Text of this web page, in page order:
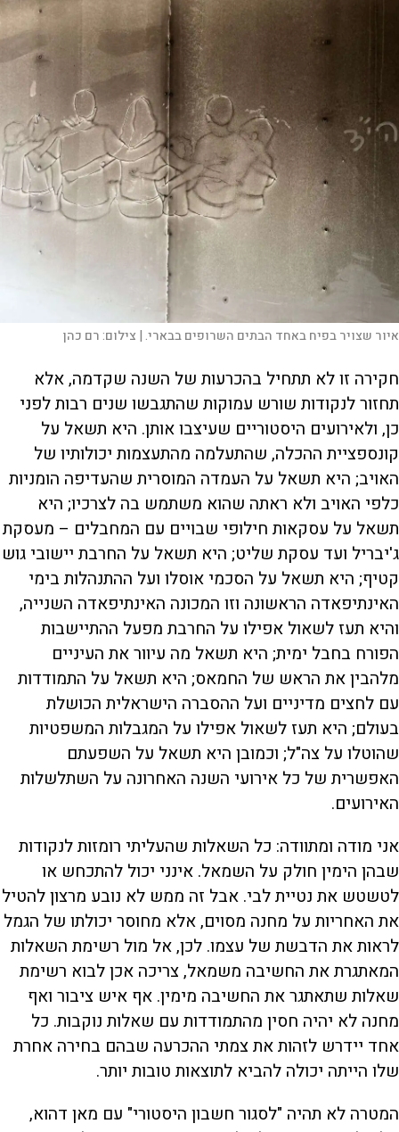
איור שצויר בפיח באחד הבתים השרופים בבארי. | צילום:רם כהן
חקירה זו לא תתחיל בהכרעות של השנה שקדמה, אלא
תחזור לנקודות שורש עמוקות שהתגבשו שנים רבות לפני
כן, ולאירועים היסטוריים שעיצבו אותן. היא תשאל על
קונספציית ההכלה, שהתעלמה מהתעצמות יכולותיו של
האויב; היא תשאל על העמדה המוסרית שהעדיפה הומניות
כלפי האויב ולא ראתה שהוא משתמש בה לצרכיו; היא
תשאל על עסקאות חילופי שבויים עם המחבלים – מעסקת
ג'יבריל ועד עסקת שליט; היא תשאל על החרבת יישובי גוש
קטיף; היא תשאל על הסכמי אוסלו ועל ההתנהלות בימי
האינתיפאדה הראשונה וזו המכונה האינתיפאדה השנייה,
והיא תעז לשאול אפילו על החרבת מפעל ההתיישבות
הפורח בחבל ימית; היא תשאל מה עיוור את העיניים
מלהבין את הראש של החמאס; היא תשאל על התמודדות
עם לחצים מדיניים ועל ההסברה הישראלית הכושלת
בעולם; היא תעז לשאול אפילו על המגבלות המשפטיות
שהוטלו על צה"ל; וכמובן היא תשאל על השפעתם
האפשרית של כל אירועי השנה האחרונה על השתלשלות
האירועים.
אני מודה ומתוודה: כל השאלות שהעליתי רומזות לנקודות
שבהן הימין חולק על השמאל. אינני יכול להתכחש או
לטשטש את נטיית לבי. אבל זה ממש לא נובע מרצון להטיל
את האחריות על מחנה מסוים, אלא מחוסר יכולתו של הגמל
לראות את הדבשת של עצמו. לכן, אל מול רשימת השאלות
המאתגרת את החשיבה משמאל, צריכה אכן לבוא רשימת
שאלות שתאתגר את החשיבה מימין. אף איש ציבור ואף
מחנה לא יהיה חסין מהתמודדות עם שאלות נוקבות. כל
אחד יידרש לזהות את צמתי ההכרעה שבהם בחירה אחרת
שלו הייתה יכולה להביא לתוצאות טובות יותר.
המטרה לא תהיה "לסגור חשבון היסטורי" עם מאן דהוא,